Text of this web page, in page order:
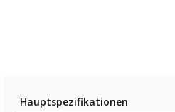
Hauptspezifikationen